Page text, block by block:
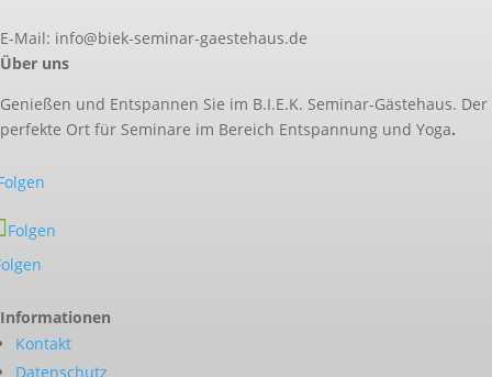
E-Mail: info@biek-seminar-gaestehaus.de
Über uns
Genießen und Entspannen Sie im B.I.E.K. Seminar-Gästehaus. Der
perfekte Ort für Seminare im Bereich Entspannung und Yoga.
Folgen
Informationen
Kontakt
Datenschutz